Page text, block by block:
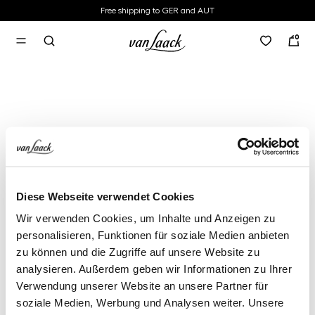
Diese Webseite verwendet Cookies
Wir verwenden Cookies, um Inhalte und Anzeigen zu
personalisieren, Funktionen für soziale Medien anbieten
zu können und die Zugriffe auf unsere Website zu
analysieren. Außerdem geben wir Informationen zu Ihrer
Verwendung unserer Website an unsere Partner für
soziale Medien, Werbung und Analysen weiter. Unsere
Free shipping to GER and AUT
0